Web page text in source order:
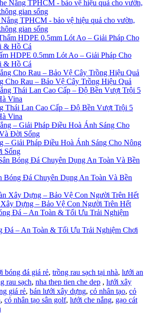
TPHCM - bảo vệ hiệu quả cho vườn,
gian sống
HDPE 0.5mm Lót Ao – Giải Pháp Cho
& Hồ Cá
Cho Rau – Bảo Vệ Cây Trồng Hiệu Quả
Thái Lan Cao Cấp – Độ Bền Vượt Trội 5
Vina
– Giải Pháp Điều Hoà Ánh Sáng Cho Nông
Sống
Bóng Đá Chuyên Dụng An Toàn Và Bền
Dựng – Bảo Vệ Con Người Trên Hết
Đá – An Toàn & Tối Ưu Trải Nghiệm Chơi
bóng đá giá rẻ, trồng rau sạch tại nhà, lưới an
rau sạch, nha thep tien che dep , lưới xây
giá rẻ, bán lưới xây dựng, cỏ nhân tạo, cỏ
, cỏ nhân tạo sân golf, lưới che nắng, gạo cát